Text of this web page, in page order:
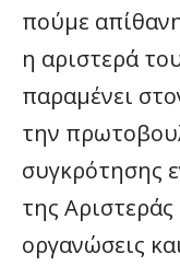
πούμε
η αριστερά
παραμένει
την
συγκρότησης
της Αριστεράς
οργανώσεις